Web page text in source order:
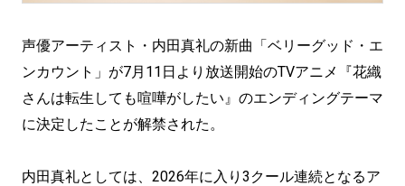
声優アーティスト・内田真礼の新曲「ベリーグッド・エ
ンカウント」が7月11日より放送開始のTVアニメ『花織
さんは転生しても喧嘩がしたい』のエンディングテーマ
に決定したことが解禁された。
内田真礼としては、2026年に入り3クール連続となるア